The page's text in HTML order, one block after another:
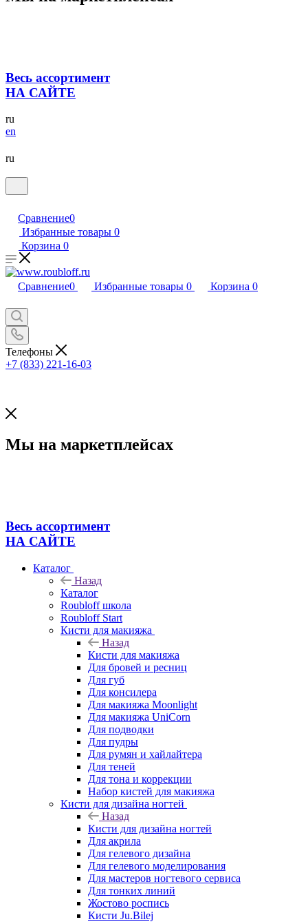
Весь ассортимент
НА САЙТЕ
ru
en
ru
Сравнение0
Избранные товары 0
Корзина 0
Сравнение0 Избранные товары 0 Корзина 0
Телефоны
+7 (833) 221-16-03
Мы на маркетплейсах
Весь ассортимент
НА САЙТЕ
Каталог
Назад
Каталог
Roubloff школа
Roubloff Start
Кисти для макияжа
Назад
Кисти для макияжа
Для бровей и ресниц
Для губ
Для консилера
Для макияжа Moonlight
Для макияжа UniCorn
Для подводки
Для пудры
Для румян и хайлайтера
Для теней
Для тона и коррекции
Набор кистей для макияжа
Кисти для дизайна ногтей
Назад
Кисти для дизайна ногтей
Для акрила
Для гелевого дизайна
Для гелевого моделирования
Для мастеров ногтевого сервиса
Для тонких линий
Жостово роспись
Кисти Ju.Bilej